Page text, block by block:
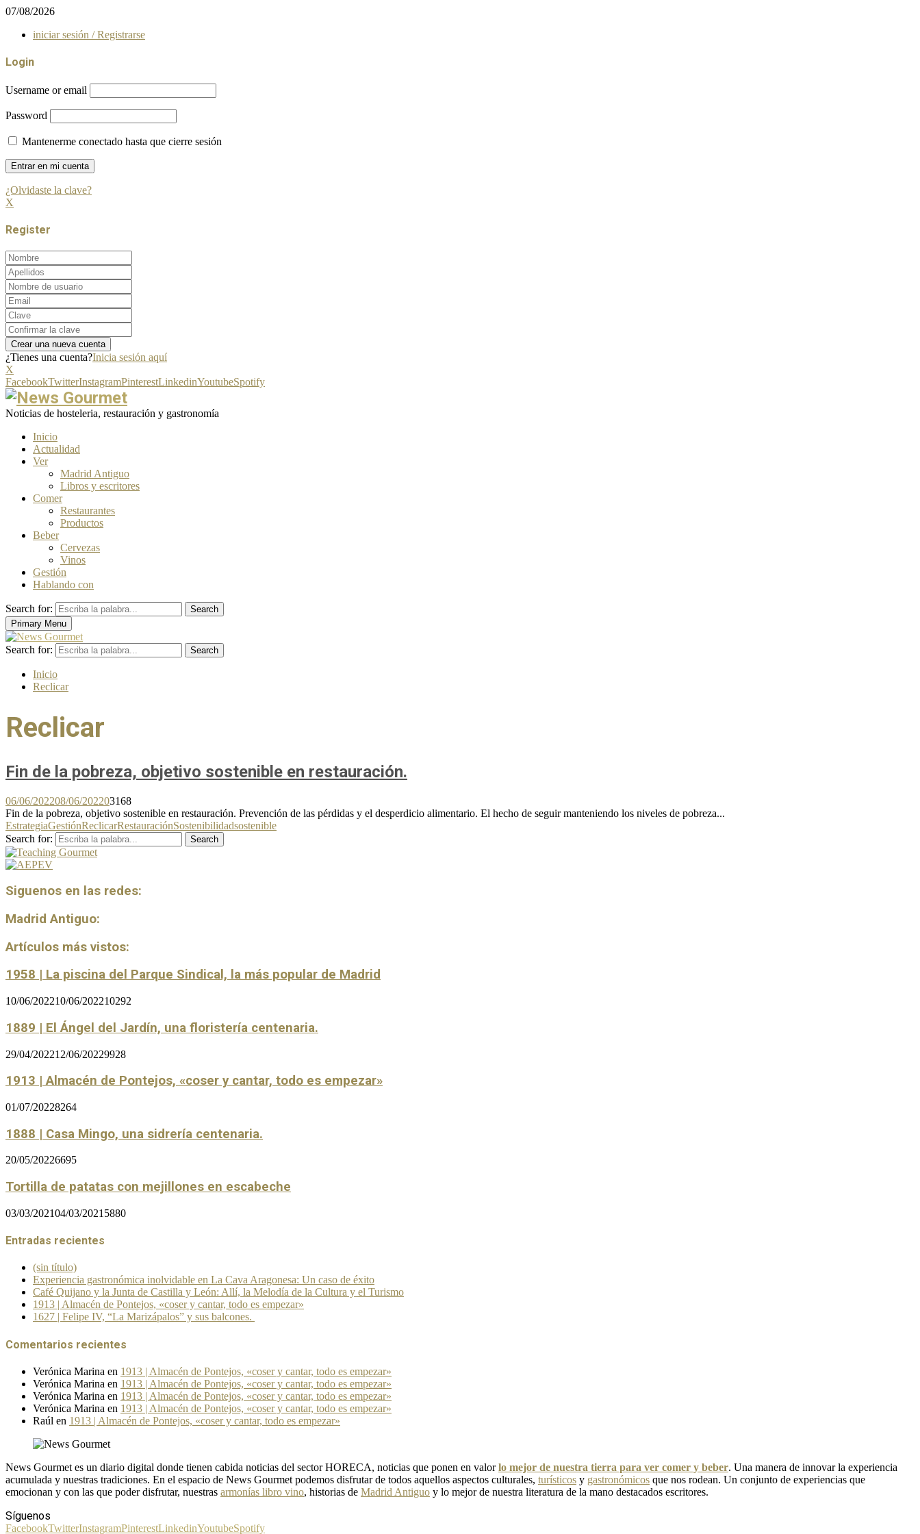
07/08/2026
iniciar sesión / Registrarse
Login
Username or email
Password
Mantenerme conectado hasta que cierre sesión
¿Olvidaste la clave?
X
Register
¿Tienes una cuenta?Inicia sesión aquí
X
FacebookTwitterInstagramPinterestLinkedinYoutubeSpotify
Noticias de hosteleria, restauración y gastronomía
Inicio
Actualidad
Ver
Madrid Antiguo
Libros y escritores
Comer
Restaurantes
Productos
Beber
Cervezas
Vinos
Gestión
Hablando con
Search for:
Search
Primary Menu
Search for: Search
Inicio
Reclicar
Reclicar
Fin de la pobreza, objetivo sostenible en restauración.
06/06/202208/06/202203168
Fin de la pobreza, objetivo sostenible en restauración. Prevención de las pérdidas y el desperdicio alimentario. El hecho de seguir manteniendo los niveles de pobreza...
EstrategiaGestiónReclicarRestauraciónSostenibilidadsostenible
Search for:
Search
Siguenos en las redes:
Madrid Antiguo:
Artículos más vistos:
1958 | La piscina del Parque Sindical, la más popular de Madrid
10/06/202210/06/202210292
1889 | El Ángel del Jardín, una floristería centenaria.
29/04/202212/06/20229928
1913 | Almacén de Pontejos, «coser y cantar, todo es empezar»
01/07/20228264
1888 | Casa Mingo, una sidrería centenaria.
20/05/20226695
Tortilla de patatas con mejillones en escabeche
03/03/202104/03/2021 5880
Entradas recientes
(sin título)
Experiencia gastronómica inolvidable en La Cava Aragonesa: Un caso de éxito
Café Quijano y la Junta de Castilla y León: Allí, la Melodía de la Cultura y el Turismo
1913 | Almacén de Pontejos, «coser y cantar, todo es empezar»
1627 | Felipe IV, “La Marizápalos” y sus balcones.
Comentarios recientes
Verónica Marina en 1913 | Almacén de Pontejos, «coser y cantar, todo es empezar»
Verónica Marina en 1913 | Almacén de Pontejos, «coser y cantar, todo es empezar»
Verónica Marina en 1913 | Almacén de Pontejos, «coser y cantar, todo es empezar»
Verónica Marina en 1913 | Almacén de Pontejos, «coser y cantar, todo es empezar»
Raúl en 1913 | Almacén de Pontejos, «coser y cantar, todo es empezar»
News Gourmet es un diario digital donde tienen cabida noticias del sector HORECA, noticias que ponen en valorlo mejor de nuestra tierra para ver comer y beber. Una manera de innovar la experiencia
acumulada y nuestras tradiciones. En el espacio de News Gourmet podemos disfrutar de todos aquellos aspectos culturales, turísticos y gastronómicos que nos rodean. Un conjunto de experiencias que
emocionan y con las que poder disfrutar, nuestras armonías libro vino, historias de Madrid Antiguo y lo mejor de nuestra literatura de la mano destacados escritores.
Síguenos
FacebookTwitterInstagramPinterestLinkedinYoutubeSpotify